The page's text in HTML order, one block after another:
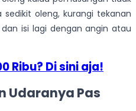
sedikit oleng, kurangi tekanan
isi lagi dengan angin atau
Ribu? Di sini aja!
Udaranya Pas